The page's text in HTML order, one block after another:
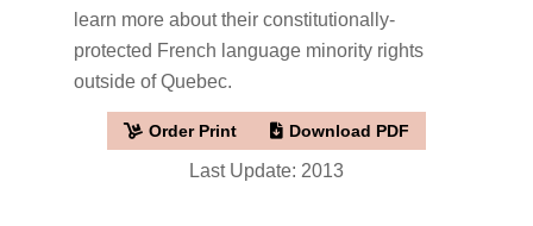
learn more about their constitutionally-
protected French language minority rights
outside of Quebec.
Order Print Download PDF
Last Update: 2013